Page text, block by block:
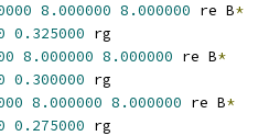
8.000000 8.000000 re B*
0.325000 rg
8.000000 8.000000 re B*
0.300000 rg
8.000000 8.000000 re B*
0.275000 rg